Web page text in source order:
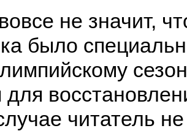
не значит,
было
для
читатель